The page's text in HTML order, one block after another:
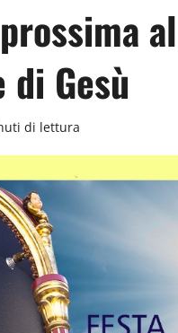
Gesù
di lettura